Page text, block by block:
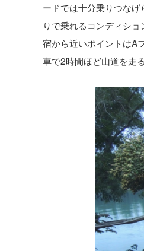
ードでは十分乗りつな
りで乗れるコンディシ
宿から近いポイントはA
車で2時間ほど山道を走